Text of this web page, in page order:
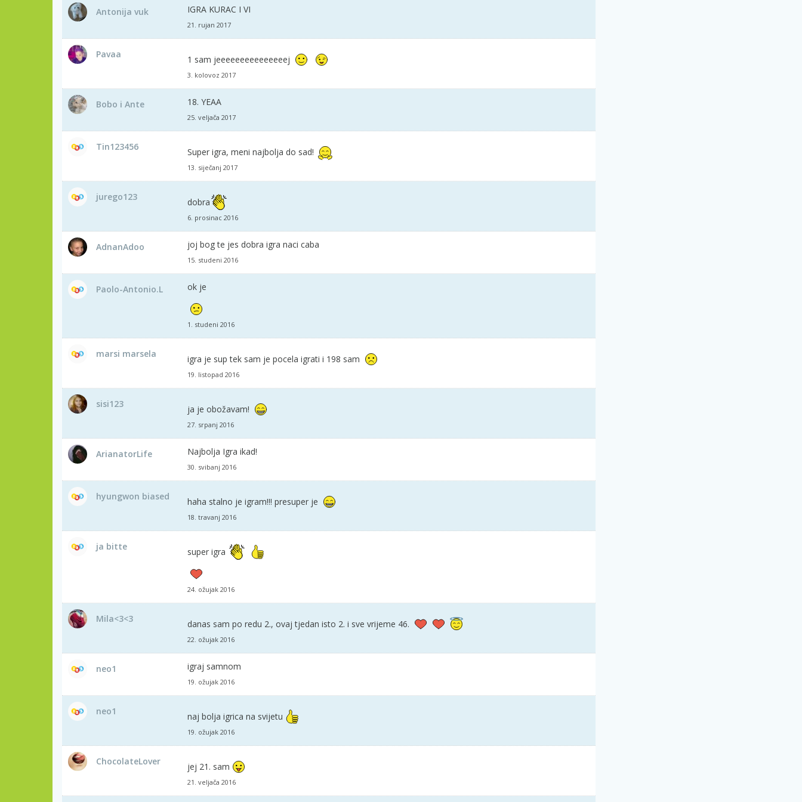
Antonija vuk IGRA KURAC I VI
21. rujan 2017
Pavaa 1 sam jeeeeeeeeeeeeeeej
3. kolovoz 2017
Bobo i Ante 18. YEAA
25. veljača 2017
Tin123456 Super igra, meni najbolja do sad!
13. siječanj 2017
jurego123 dobra
6. prosinac 2016
AdnanAdoo joj bog te jes dobra igra naci caba
15. studeni 2016
Paolo-Antonio.L ok je
1. studeni 2016
marsi marsela igra je sup tek sam je pocela igrati i 198 sam
19. listopad 2016
sisi123 ja je obožavam!
27. srpanj 2016
ArianatorLife Najbolja Igra ikad!
30. svibanj 2016
hyungwon biased haha stalno je igram!!! presuper je
18. travanj 2016
ja bitte super igra
24. ožujak 2016
Mila<3<3 danas sam po redu 2., ovaj tjedan isto 2. i sve vrijeme 46.
22. ožujak 2016
neo1 igraj samnom
19. ožujak 2016
neo1 naj bolja igrica na svijetu
19. ožujak 2016
ChocolateLover jej 21. sam
21. veljača 2016